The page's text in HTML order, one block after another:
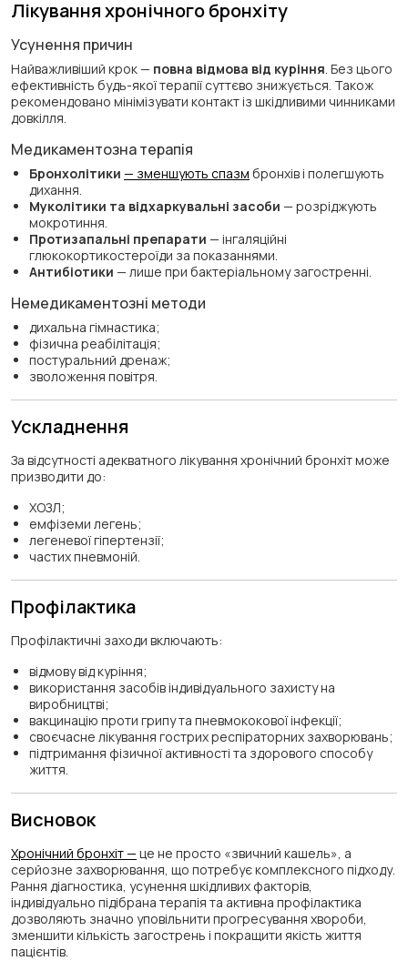
Лікування хронічного бронхіту
Усунення причин
Найважливіший крок — повна відмова від куріння . Без цього
ефективність будь-якої терапії суттєво знижується. Також
рекомендовано мінімізувати контакт із шкідливими чинниками
довкілля.
Медикаментозна терапія
Бронхолітики — зменшують спазм бронхів і полегшують
дихання.
Муколітики та відхаркувальні засоби — розріджують
мокротиння.
Протизапальні препарати — інгаляційні
глюкокортикостероїди за показаннями.
Антибіотики — лише при бактеріальному загостренні.
Немедикаментозні методи
дихальна гімнастика;
фізична реабілітація;
постуральний дренаж;
зволоження повітря.
Ускладнення
За відсутності адекватного лікування хронічний бронхіт може
призводити до:
ХОЗЛ;
емфіземи легень;
легеневої гіпертензії;
частих пневмоній.
Профілактика
Профілактичні заходи включають:
відмову від куріння;
використання засобів індивідуального захисту на
виробництві;
вакцинацію проти грипу та пневмококової інфекції;
своєчасне лікування гострих респіраторних захворювань;
підтримання фізичної активності та здорового способу
життя.
Висновок
Хронічний бронхіт — це не просто «звичний кашель», а
серйозне захворювання, що потребує комплексного підходу.
Рання діагностика, усунення шкідливих факторів,
індивідуально підібрана терапія та активна профілактика
дозволяють значно уповільнити прогресування хвороби,
зменшити кількість загострень і покращити якість життя
пацієнтів.